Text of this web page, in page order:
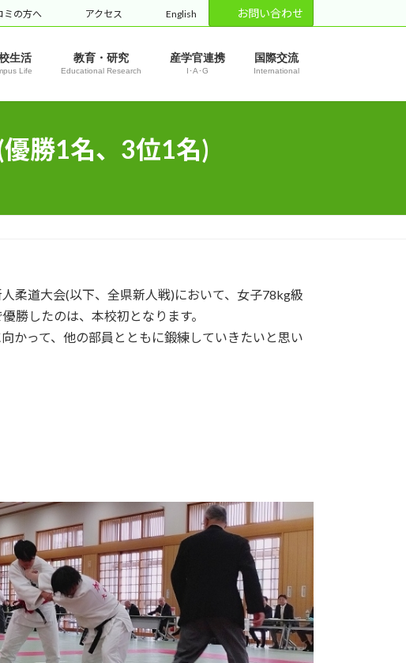
ミの方へ アクセス English お問い合わせ
生活
Life
教育・研究
Educational Research
産学官連携
I･A･G
国際交流
International
勝1名、3位1名)
柔道大会(以下、全県新人戦)において、女子78kg級
したのは、本校初となります。
かって、他の部員とともに鍛練していきたいと思い